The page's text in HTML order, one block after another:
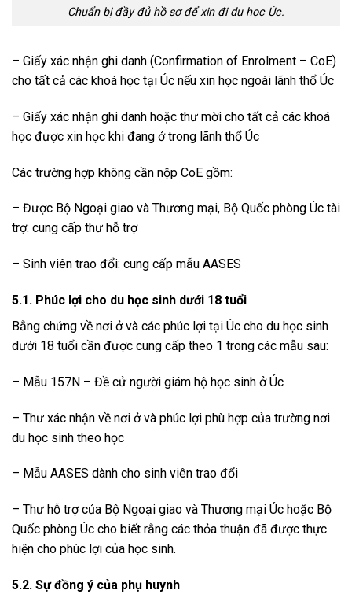
Chuẩn bị đầy đủ hồ sơ để xin đi du học Úc.
– Giấy xác nhận ghi danh (Confirmation of Enrolment – CoE)
cho tất cả các khoá học tại Úc nếu xin học ngoài lãnh thổ Úc
– Giấy xác nhận ghi danh hoặc thư mời cho tất cả các khoá
học được xin học khi đang ở trong lãnh thổ Úc
Các trường hợp không cần nộp CoE gồm:
– Được Bộ Ngoại giao và Thương mại, Bộ Quốc phòng Úc tài
trợ: cung cấp thư hỗ trợ
– Sinh viên trao đổi: cung cấp mẫu AASES
5.1. Phúc lợi cho du học sinh dưới 18 tuổi
Bằng chứng về nơi ở và các phúc lợi tại Úc cho du học sinh
dưới 18 tuổi cần được cung cấp theo 1 trong các mẫu sau:
– Mẫu 157N – Đề cử người giám hộ học sinh ở Úc
– Thư xác nhận về nơi ở và phúc lợi phù hợp của trường nơi
du học sinh theo học
– Mẫu AASES dành cho sinh viên trao đổi
– Thư hỗ trợ của Bộ Ngoại giao và Thương mại Úc hoặc Bộ
Quốc phòng Úc cho biết rằng các thỏa thuận đã được thực
hiện cho phúc lợi của học sinh.
5.2. Sự đồng ý của phụ huynh